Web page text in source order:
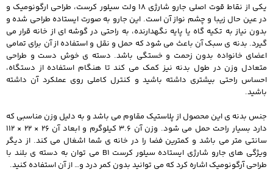
یکی از نقاط قوت اصلی جارو شارژی 18 ولت سیلور کرست، طراحی ارگونومیک و
در عین حال زیبا و چشم‌ نواز آن است. این جارو به صورت ایستاده طراحی شده و
بدون نیاز به تکیه‌ گاه یا پایه نگهدارنده، به‌ راحتی در گوشه‌ ای از خانه قرار می‌
گیرد. بدنه‌ ی سبک آن باعث می‌ شود که حمل و نقل و استفاده از آن برای تمامی
اعضای خانواده بدون زحمت و خستگی باشد. دسته‌ ی خوش‌ دست و طراحی
متعادل وزن در طول بدنه نیز کمک می‌ کند تا هنگام استفاده از دستگاه،
احساس راحتی بیشتری داشته باشید و کنترل کاملی روی عملکرد آن داشته
باشید.
جنس بدنه ی این محصول از پلاستیک مقاوم می باشد و به دلیل وزن مناسبی که
دارد بسیار راحت حمل می شود. وزن آن 3.6 کیلوگرم و ابعاد آن 26 × 22 × 112
سانتی متر می باشد و کمترین فضا را در خانه ی شما اشغال می کند. از دیگر
ویژگی های جارو شارژی ایستاده سیلور کرست B1 می توان به دسته ی بلند با
طراحی آرگونومیک اشاره کرد که می توانید بدون کمر درد و… از آن استفاده کنید.